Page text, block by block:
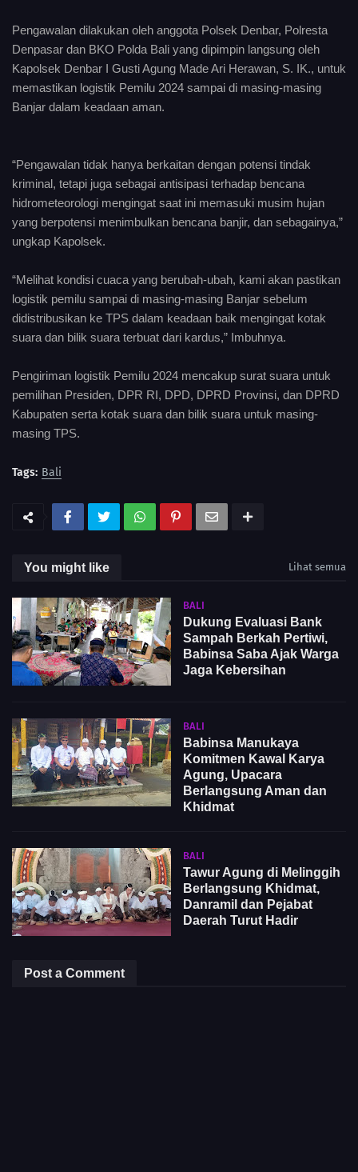
Pengawalan dilakukan oleh anggota Polsek Denbar, Polresta
Denpasar dan BKO Polda Bali yang dipimpin langsung oleh
Kapolsek Denbar I Gusti Agung Made Ari Herawan, S. IK., untuk
memastikan logistik Pemilu 2024 sampai di masing-masing
Banjar dalam keadaan aman.
“Pengawalan tidak hanya berkaitan dengan potensi tindak
kriminal, tetapi juga sebagai antisipasi terhadap bencana
hidrometeorologi mengingat saat ini memasuki musim hujan
yang berpotensi menimbulkan bencana banjir, dan sebagainya,”
ungkap Kapolsek.
“Melihat kondisi cuaca yang berubah-ubah, kami akan pastikan
logistik pemilu sampai di masing-masing Banjar sebelum
didistribusikan ke TPS dalam keadaan baik mengingat kotak
suara dan bilik suara terbuat dari kardus,” Imbuhnya.
Pengiriman logistik Pemilu 2024 mencakup surat suara untuk
pemilihan Presiden, DPR RI, DPD, DPRD Provinsi, dan DPRD
Kabupaten serta kotak suara dan bilik suara untuk masing-
masing TPS.
Tags: Bali
You might like Lihat semua
BALI
Dukung Evaluasi Bank
Sampah Berkah Pertiwi,
Babinsa Saba Ajak Warga
Jaga Kebersihan
BALI
Babinsa Manukaya
Komitmen Kawal Karya
Agung, Upacara
Berlangsung Aman dan
Khidmat
BALI
Tawur Agung di Melinggih
Berlangsung Khidmat,
Danramil dan Pejabat
Daerah Turut Hadir
Post a Comment